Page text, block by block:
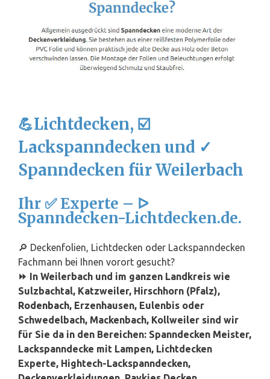
💪Lichtdecken, ☑️
Lackspanndecken und ✓
Spanndecken für Weilerbach
Ihr ✅ Experte – ᐅ
Spanndecken-Lichtdecken.de.
🔎 Deckenfolien, Lichtdecken oder Lackspanndecken
Fachmann bei Ihnen vorort gesucht?
⏩ In Weilerbach und im ganzen Landkreis wie
Sulzbachtal, Katzweiler, Hirschhorn (Pfalz),
Rodenbach, Erzenhausen, Eulenbis oder
Schwedelbach, Mackenbach, Kollweiler sind wir
für Sie da in den Bereichen: Spanndecken Meister,
Lackspanndecke mit Lampen, Lichtdecken
Experte, Hightech-Lackspanndecken,